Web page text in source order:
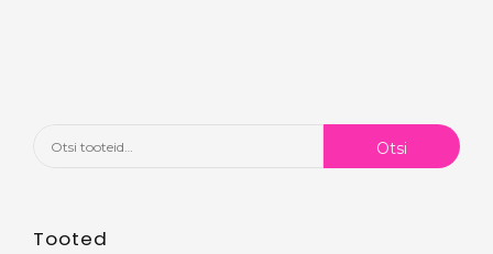
Otsi: Otsi
Tooted